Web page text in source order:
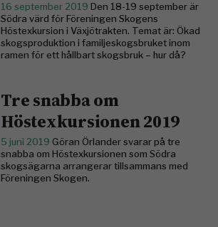
16 september 2019 Den 18-19 september är
Södra värd för Föreningen Skogens
Höstexkursion i Växjötrakten. Temat är: Ökad
skogsproduktion i familjeskogsbruket inom
ramen för ett hållbart skogsbruk – hur då?
Tre snabba om
Höstexkursionen 2019
5 juni 2019 Göran Örlander svarar på tre
snabba om Höstexkursionen som Södra
skogsägarna arrangerar tillsammans med
Föreningen Skogen.